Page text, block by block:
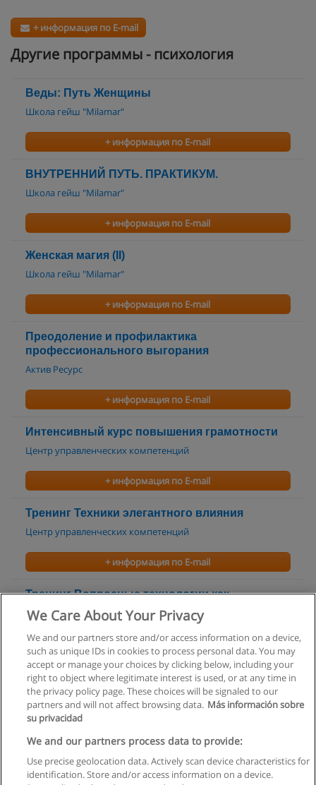
+ информация по E-mail
Другие программы - психология
Веды: Путь Женщины
Школа гейш "Milamar"
+ информация по E-mail
ВНУТРЕННИЙ ПУТЬ. ПРАКТИКУМ.
Школа гейш "Milamar"
+ информация по E-mail
Женская магия (II)
Школа гейш "Milamar"
+ информация по E-mail
Преодоление и профилактика
профессионального выгорания
Актив Ресурс
+ информация по E-mail
Интенсивный курс повышения грамотности
Центр управленческих компетенций
+ информация по E-mail
Тренинг Техники элегантного влияния
Центр управленческих компетенций
+ информация по E-mail
Тренинг Вопросные технологии как
инструмент влияния
+ информация по E-mail
Правила пользования
Конфиденциальность информации
We Care About Your Privacy
We and our partners store and/or access information on a device,
such as unique IDs in cookies to process personal data. You may
accept or manage your choices by clicking below, including your
right to object where legitimate interest is used, or at any time in
the privacy policy page. These choices will be signaled to our
partners and will not affect browsing data. Más información sobre
su privacidad
We and our partners process data to provide:
Use precise geolocation data. Actively scan device characteristics for
identification. Store and/or access information on a device.